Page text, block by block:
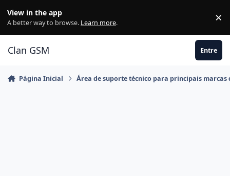
View in the app
A better way to browse. Learn more. ×
Clan GSM Entre
Página Inicial Área de suporte técnico para principais marcas